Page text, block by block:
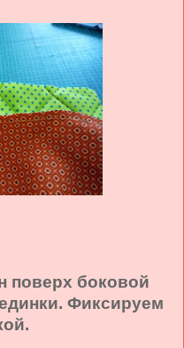
поверх боковой
Фиксируем